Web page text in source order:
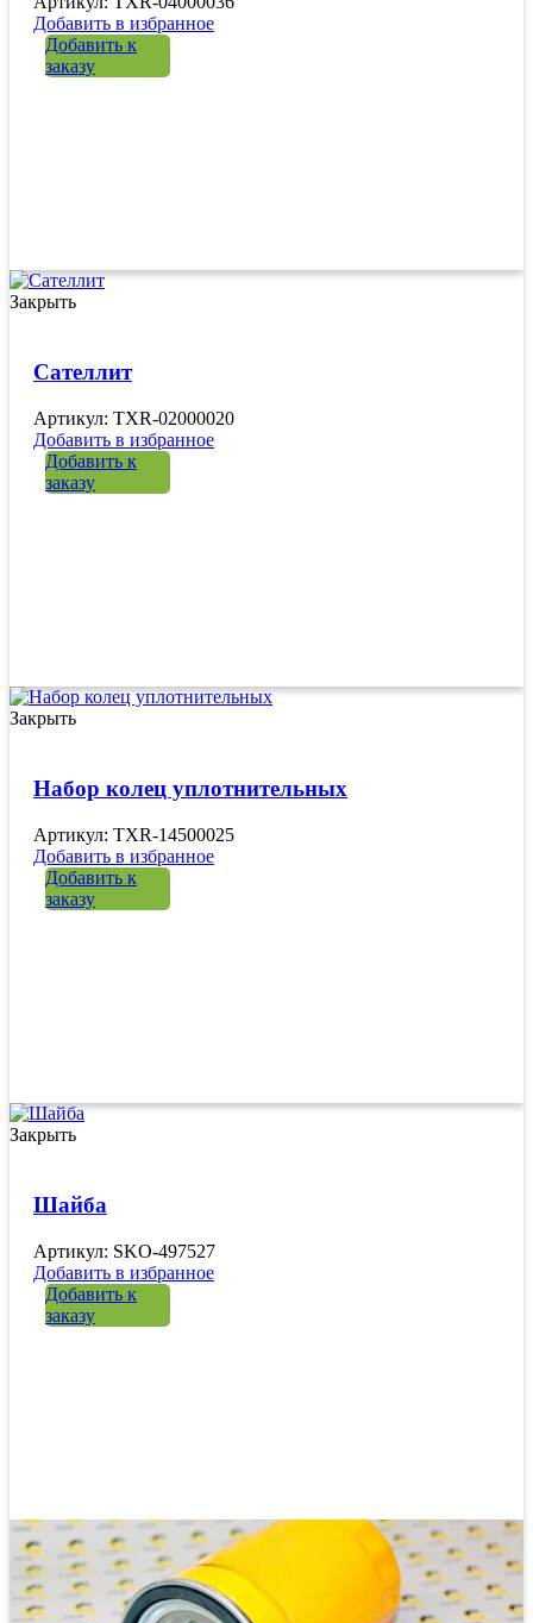
Добавить в избранное
Добавить к
заказу
Закрыть
Сателлит
Артикул: TXR-02000020
Добавить в избранное
Добавить к
заказу
Закрыть
Набор колец уплотнительных
Артикул: TXR-14500025
Добавить в избранное
Добавить к
заказу
Закрыть
Шайба
Артикул: SKO-497527
Добавить в избранное
Добавить к
заказу